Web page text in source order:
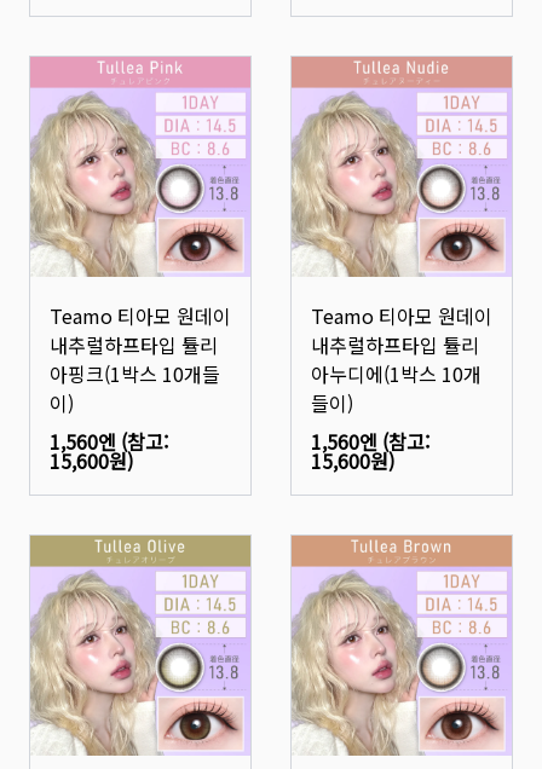
Teamo 티아모 원데이
내추럴하프타입 튤리
아핑크(1박스 10개들
이)
1,560엔 (참고:
15,600원)
Teamo 티아모 원데이
내추럴하프타입 튤리
아누디에(1박스 10개
들이)
1,560엔 (참고:
15,600원)